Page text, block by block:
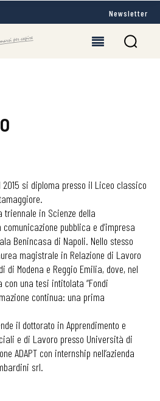
Newsletter
2015 si diploma presso il Liceo classico
triennale in Scienze della
pubblica e d’impresa
Benincasa di Napoli. Nello stesso
magistrale in Relazione di Lavoro
di Modena e Reggio Emilia, dove, nel
una tesi intitolata “Fondi
continua: una prima
il dottorato in Apprendimento e
e di Lavoro presso Università di
ADAPT con internship nell’azienda
srl.